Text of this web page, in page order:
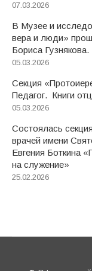
07.03.2026
В Музее и
вера и люди»
Бориса
05.03.2026
Секция
Педагог. Книги
05.03.2026
Состоялась
врачей имени
Евгения Боткина
на служение»
25.02.2026